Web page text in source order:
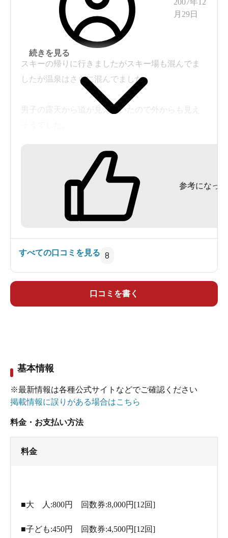
シールラリーを始めて、本当に荒道を走ることを
鍛えられたという所がありますが。
5時ごろ到着。中は空いています。
サウナはなし。しかし別料金の岩盤浴がありま
す。この日は時間がなく岩盤浴はできず。自分的
にこの施設の内容だと浴槽のみでは面白みに欠け
る感じです。でも岩盤浴は500円というのはしょう
このあたりの放射能温泉に見られるようにラドン
含有以外はさして特徴のないお湯。
自分では放射能泉の実感がよくわからず、多少ポ
カポカするもそれは単に外気の影響やら、その他
感な方なので、放射能系の温泉は実際よくわから
ないです。
呂のみ。クールダウンできる場所は露天に3人ぐら
風呂の低めの縁石に3人程何とか座れるかも。
圧。自分はあまりうたせ湯はやりませんが、試し
くりで。
す。仕切りもないし、あれでいいんでしょうか。
月29日
スキーの帰りに行きましたがスキー場も混んでま
したが温泉はさらに混んでました。
男子の露天から道が見えていたので外からも見え
ヌルヌルして泉質はいいのですが、洗い場が長い
列を作っていてかなり待ちました。
露天風呂は大きくてけっこう気持ち良く入れまし
休憩室も座敷がありまして、休憩している人が
スキーシーズンの時はここで休憩してタイミング
ずらして帰るのもよいかもしれません。
続きを見る
参考になった
すべての口コミを見る 8
口コミを書く
基本情報
※最新情報は各種公式サイトなどでご確認ください
掲載情報に誤りがある場合はこちら
料金・お支払い方法
料金
■大 人:800円 回数券:8,000円[12回]
■子ども:450円 回数券:4,500円[12回]